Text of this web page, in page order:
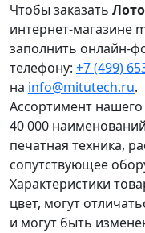
Чтобы заказать
интернет-магазине
заполнить онлайн-
телефону: +7 (499)
на info@mitutech.ru.
Ассортимент
40 000
печатная техника,
сопутствующее
Характеристики
цвет, могут
и могут быть